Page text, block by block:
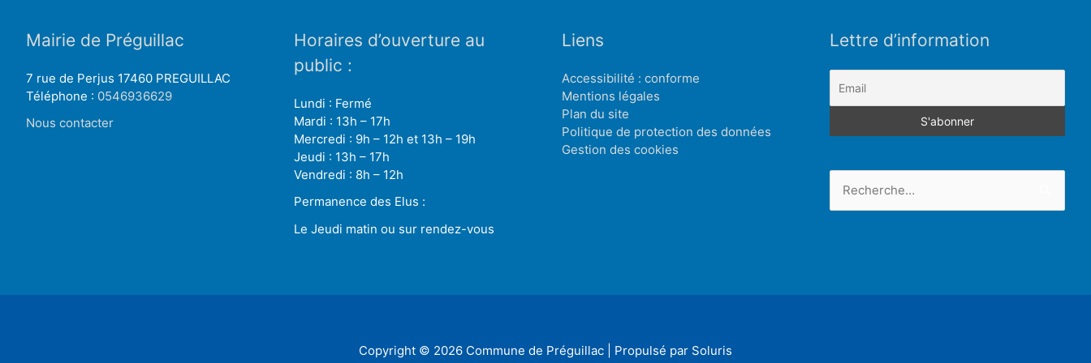
Mairie de Préguillac
7 rue de Perjus 17460 PREGUILLAC
Téléphone : 0546936629
Nous contacter
Horaires d’ouverture au
public :
Lundi : Fermé
Mardi : 13h – 17h
Mercredi : 9h – 12h et 13h – 19h
Jeudi : 13h – 17h
Vendredi : 8h – 12h
Permanence des Elus :
Le Jeudi matin ou sur rendez-vous
Liens
Accessibilité : conforme
Mentions légales
Plan du site
Politique de protection des données
Gestion des cookies
Lettre d’information
Copyright © 2026 Commune de Préguillac | Propulsé par Soluris